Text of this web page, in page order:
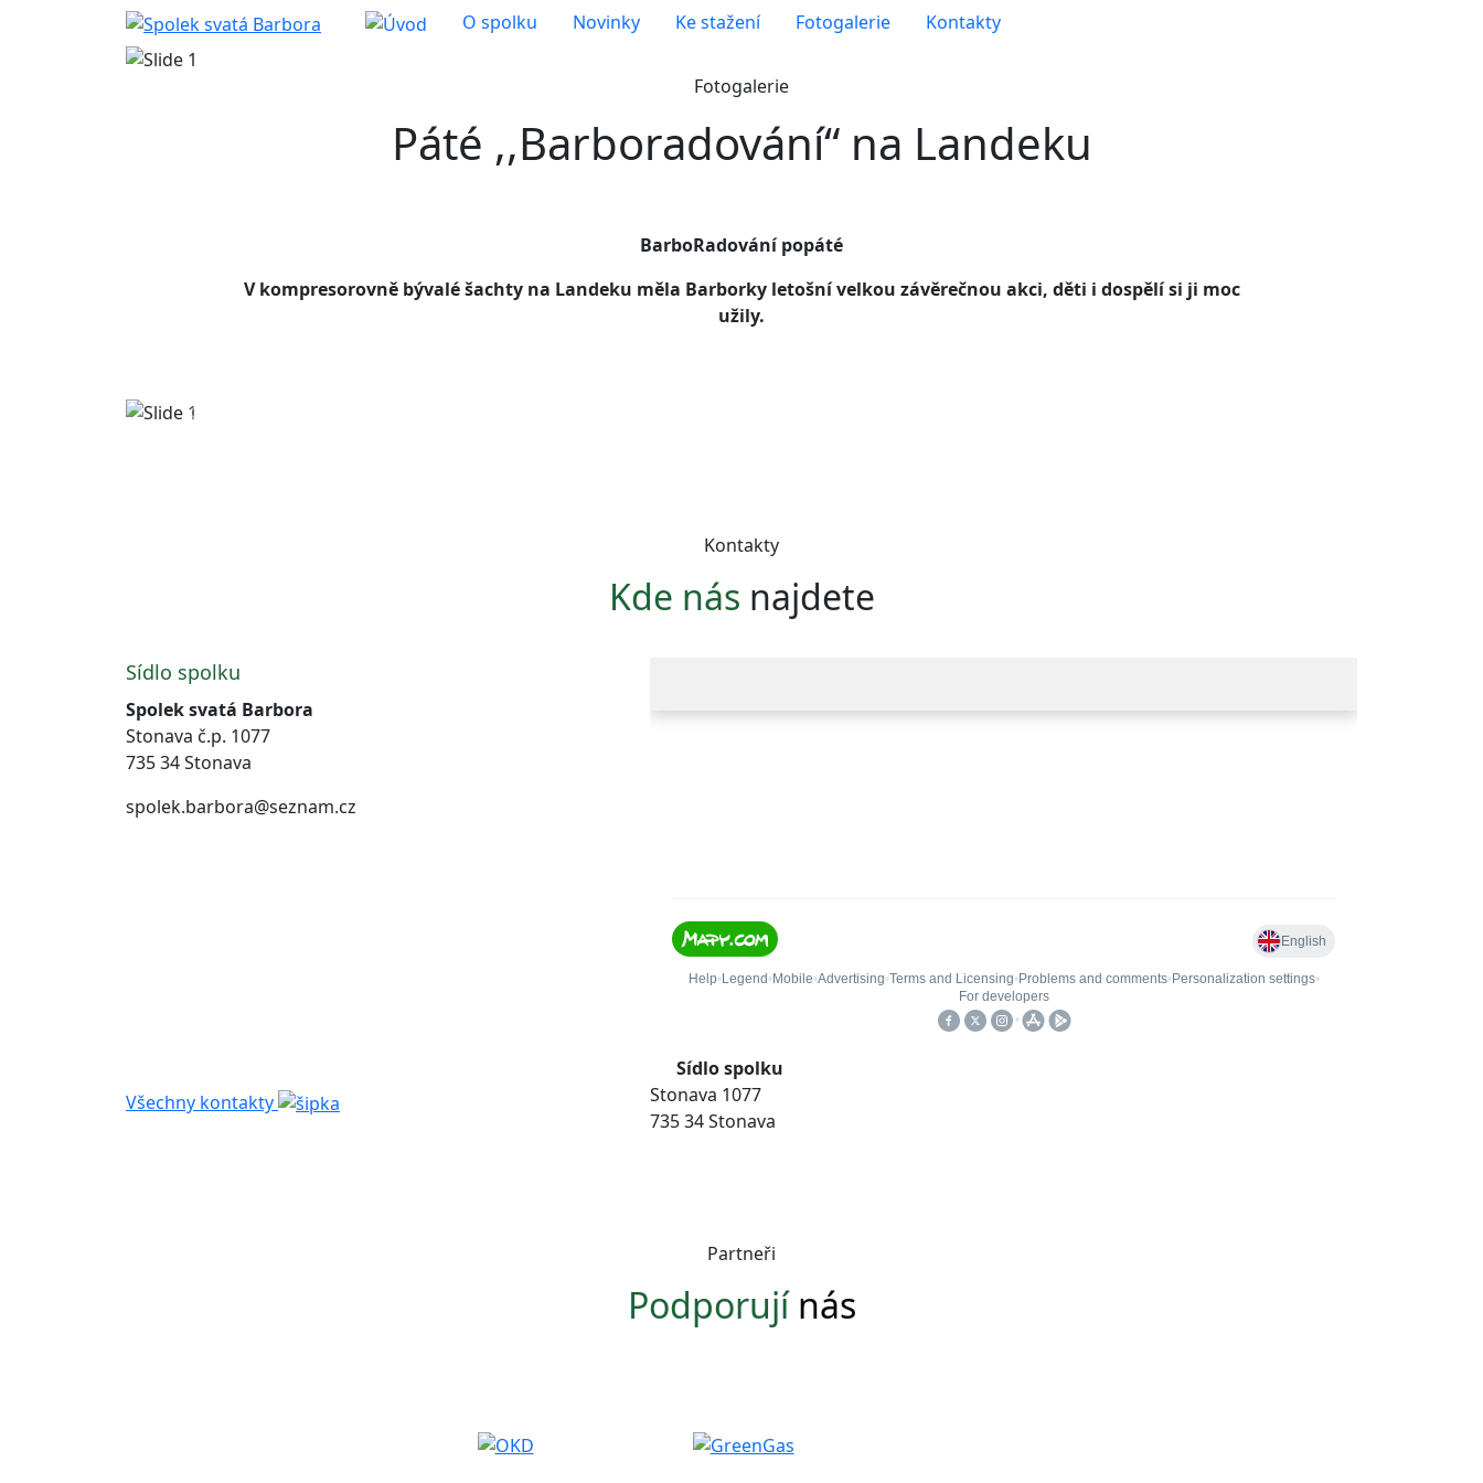
O spolku Novinky Ke stažení Fotogalerie Kontakty
Fotogalerie
Páté ,,Barboradování“ na Landeku
BarboRadování popáté
V kompresorovně bývalé šachty na Landeku měla Barborky letošní velkou závěrečnou akci, děti i dospělí si ji moc
užily.
Předchozí
Kontakty
Kde nás najdete
Sídlo spolku
Spolek svatá Barbora
Stonava č.p. 1077
735 34 Stonava
spolek.barbora@seznam.cz
Všechny kontakty
Sídlo spolku
Stonava 1077
735 34 Stonava
Partneři
Podporují nás